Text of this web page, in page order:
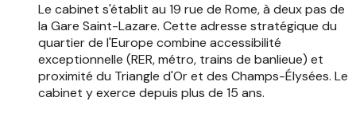
Le cabinet s'établit au 19 rue de Rome, à deux pas de
la Gare Saint-Lazare. Cette adresse stratégique du
quartier de l'Europe combine accessibilité
exceptionnelle (RER, métro, trains de banlieue) et
proximité du Triangle d'Or et des Champs-Élysées. Le
cabinet y exerce depuis plus de 15 ans.